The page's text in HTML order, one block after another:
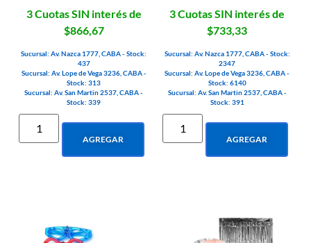
3 Cuotas SIN interés de
$866,67
Sucursal: Av. Nazca 1777, CABA - Stock:
437
Sucursal: Av. Lope de Vega 3236, CABA -
Stock: 313
Sucursal: Av. San Martin 2537, CABA -
Stock: 339
AGREGAR
3 Cuotas SIN interés de
$733,33
Sucursal: Av. Nazca 1777, CABA - Stock:
2347
Sucursal: Av. Lope de Vega 3236, CABA -
Stock: 6140
Sucursal: Av. San Martin 2537, CABA -
Stock: 391
AGREGAR